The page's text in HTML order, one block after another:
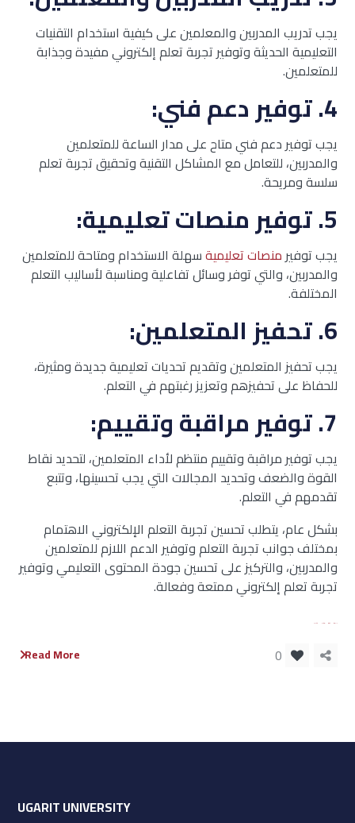
يجب تدريب المدربين والمعلمين على كيفية استخدام التقنيات
التعليمية الحديثة وتوفير تجربة تعلم إلكتروني مفيدة وجذابة
للمتعلمين.
4. توفير دعم فني:
يجب توفير دعم فني متاح على مدار الساعة للمتعلمين
والمدربين، للتعامل مع المشاكل التقنية وتحقيق تجربة تعلم
سلسة ومريحة.
5. توفير منصات تعليمية:
يجب توفيرمنصات تعليميةسهلة الاستخدام ومتاحة للمتعلمين
والمدربين، والتي توفر وسائل تفاعلية ومناسبة لأساليب التعلم
المختلفة.
6. تحفيز المتعلمين:
يجب تحفيز المتعلمين وتقديم تحديات تعليمية جديدة ومثيرة،
للحفاظ على تحفيزهم وتعزيز رغبتهم في التعلم.
7. توفير مراقبة وتقييم:
يجب توفير مراقبة وتقييم منتظم لأداء المتعلمين، لتحديد نقاط
القوة والضعف وتحديد المجالات التي يجب تحسينها، وتتبع
تقدمهم في التعلم.
بشكل عام، يتطلب تحسين تجربة التعلم الإلكتروني الاهتمام
بمختلف جوانب تجربة التعلم وتوفير الدعم اللازم للمتعلمين
والمدربين، والتركيز على تحسين جودة المحتوى التعليمي وتوفير
تجربة تعلم إلكتروني ممتعة وفعالة.
Read More 0
UGARIT UNIVERSITY